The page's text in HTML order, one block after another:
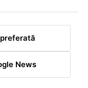
News